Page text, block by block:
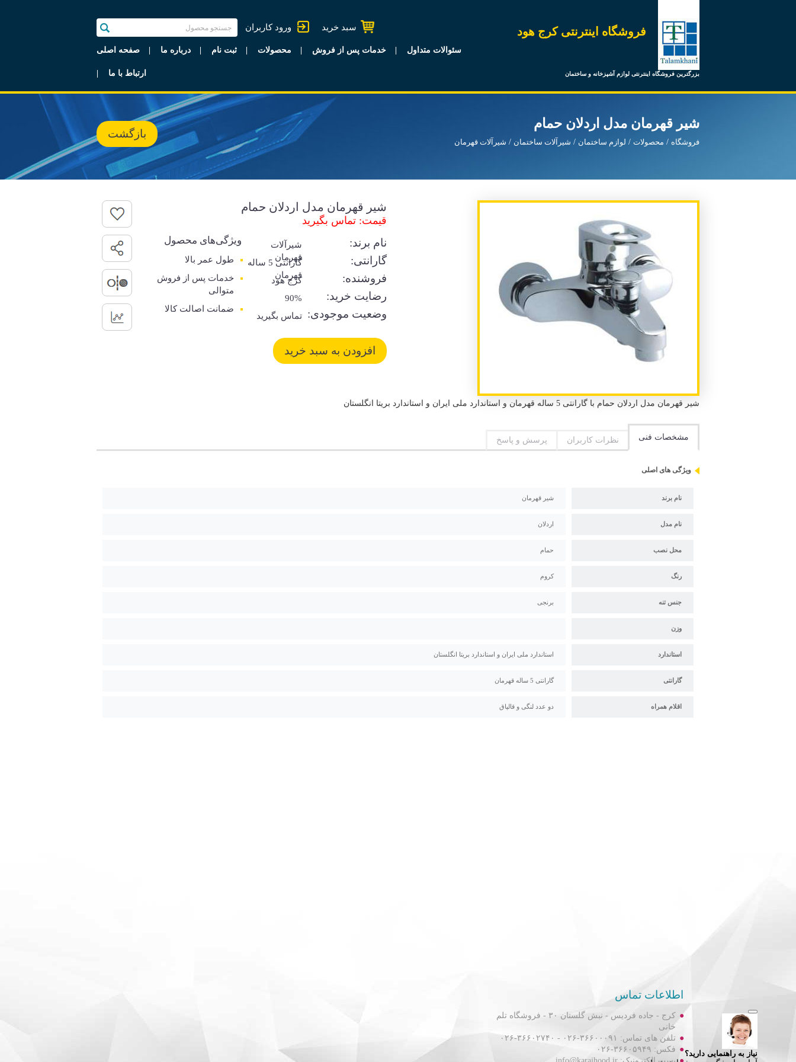
فروشگاه اینترنتی کرج هود
بزرگترین فروشگاه اینترنتی لوازم آشپزخانه و ساختمان
ورود کاربران سبد خرید
صفحه اصلی درباره ما ثبت نام محصولات خدمات پس از فروش سئوالات متداول
ارتباط با ما
شیر قهرمان مدل اردلان حمام
فروشگاه محصولات لوازم ساختمان شیرآلات ساختمان شیرآلات قهرمان
بازگشت
شیر قهرمان مدل اردلان حمام
قیمت: تماس بگیرید
نام برند:
شیرآلات
قهرمان
گارانتی:
گارانتی 5 ساله
قهرمان
فروشنده: کرج هود
رضایت خرید: 90%
وضعیت موجودی: تماس بگیرید
ویژگی‌های محصول
طول عمر بالا
خدمات پس از فروش
متوالی
ضمانت اصالت کالا
شیر قهرمان مدل اردلان حمام با گارانتی 5 ساله قهرمان و استاندارد ملی ایران و استاندارد بریتا انگلستان
مشخصات فنی نظرات کاربران پرسش و پاسخ
ویژگی های اصلی
نام برند شیر قهرمان
نام مدل اردلان
محل نصب حمام
رنگ کروم
جنس تنه برنجی
وزن
استاندارد استاندارد ملی ایران و استاندارد بریتا انگلستان
گارانتی گارانتی 5 ساله قهرمان
اقلام همراه دو عدد لنگی و قالپاق
اطلاعات تماس
کرج - جاده فردیس - نبش گلستان ۳۰ - فروشگاه تلم
خانی
تلفن های تماس: ۳۶۶۰۰۰۹۱-۰۲۶ - ۳۶۶۰۲۷۴۰-۰۲۶
فکس: ۳۶۶۰۵۹۴۹-۰۲۶